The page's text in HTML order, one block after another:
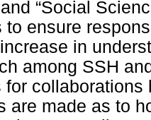
“Social
to ensure
in
among SSH
for
are made as to